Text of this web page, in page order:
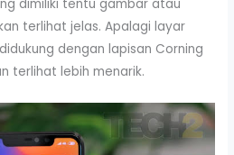
dimiliki tentu gambar atau
terlihat jelas. Apalagi layar
dengan lapisan Corning
terlihat lebih menarik.